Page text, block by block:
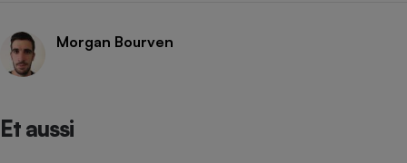
Morgan Bourven
Et aussi